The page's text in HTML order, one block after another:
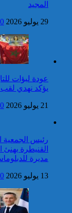
حصيلة حوادث السير
بالمناطق الحضرية
الأسبوع المنصرم
حصيلة حوادث السير
بالمناطق الحضرية
الأسبوع المنصرم
برقية تهنئة إلى
من رئيس جمهورية
الأخضر بمناسبة عيد
برقية تهنئة إلى جلالة
من رئيس غانا
المديرية العامة
بريطانية بشأن
بريطاني عارية من
في ارتكاب جريمة
المقرونة بالضرب
للموت كان ضحيتها
كاريكاتير
المجيد
29 يوليو 2026 0
عودة لبؤات
يؤكد نهدي لقب
21 يوليو 2026 0
رئيس الجمعية
القنيطرة يهنئ
مديرة
13 يوليو 2026 0